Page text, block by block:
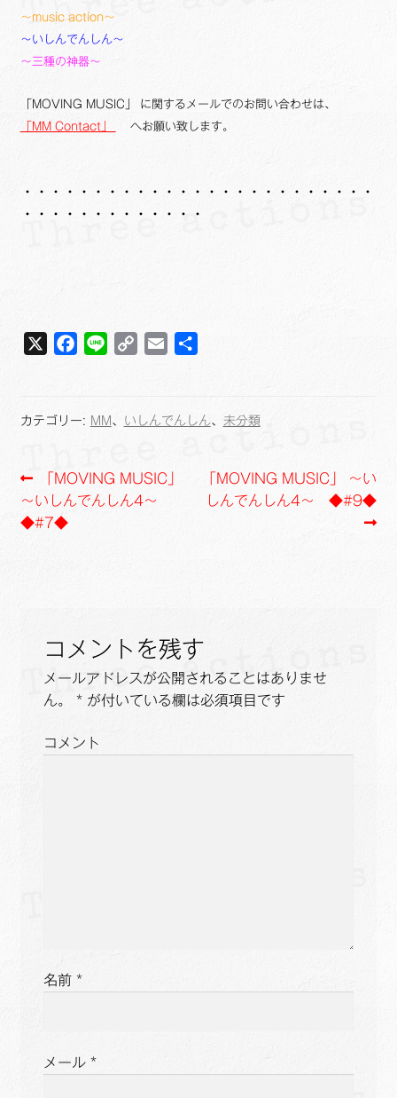
～music action～
～いしんでんしん～
～三種の神器～
「MOVING MUSIC」 に関するメールでのお問い合わせは、
「MM Contact」
へお願い致します。
・・・・・・・・・・・・・・・・・・・・・・・・・
・・・・・・・・・・・・・
X
o
k
e
y
n
k
i
カテゴリー: MM 、 いしんでんしん、 未分類
投
稿
ー
シ
ン
前
の
投
「MOVING MUSIC」
～いしんでんしん4～
◆#7◆
次
の
「MOVING MUSIC」 ～い
しんでんしん4～ ◆#9◆
コメントを残す
メールアドレスが公開されることはありませ
ん。
*が付いている欄は必須項目です
コメント
名前 *
メール *